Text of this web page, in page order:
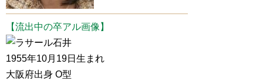
【流出中の卒アル画像】
ラサール石井
1955年10月19日生まれ
大阪府出身 O型